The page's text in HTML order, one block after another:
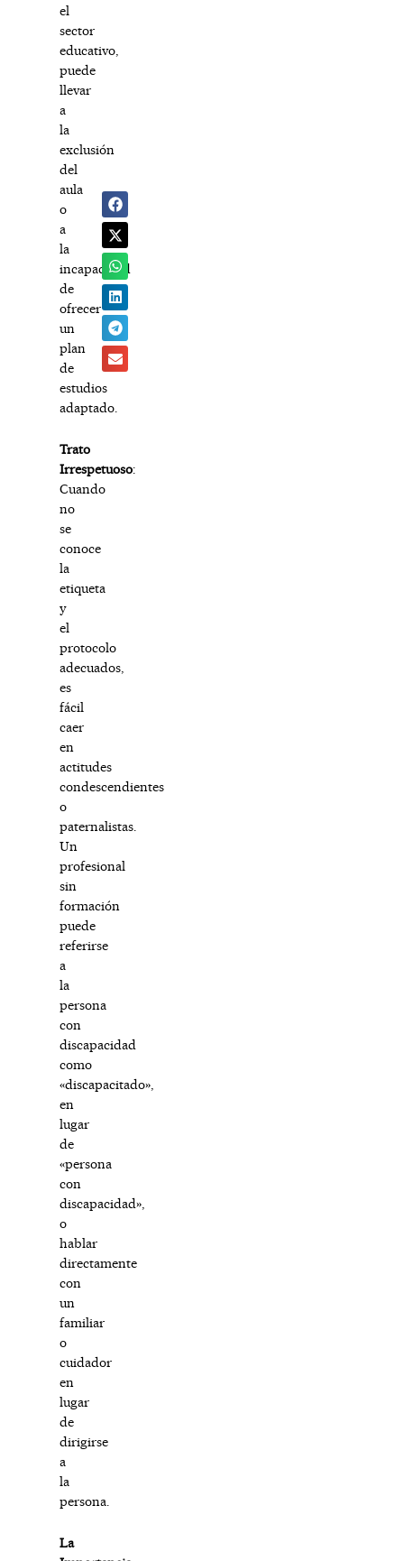
el
sector
educativo,
puede
llevar
a
la
exclusión
del
aula
o
a
la
incapacidad
de
ofrecer
un
plan
de
estudios
adaptado.
Trato
Irrespetuoso:
Cuando
no
se
conoce
la
etiqueta
y
el
protocolo
adecuados,
es
fácil
caer
en
actitudes
condescendientes
o
paternalistas.
Un
profesional
sin
formación
puede
referirse
a
la
persona
con
discapacidad
como
«discapacitado»,
en
lugar
de
«persona
con
discapacidad»,
o
hablar
directamente
con
un
familiar
o
cuidador
en
lugar
de
dirigirse
a
la
persona.
La